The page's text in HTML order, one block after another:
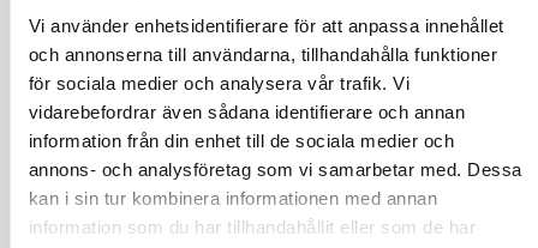
Vi använder enhetsidentifierare för att anpassa innehållet
och annonserna till användarna, tillhandahålla funktioner
för sociala medier och analysera vår trafik. Vi
vidarebefordrar även sådana identifierare och annan
information från din enhet till de sociala medier och
annons- och analysföretag som vi samarbetar med. Dessa
kan i sin tur kombinera informationen med annan
information som du har tillhandahållit eller som de har
Frack
Balklänning
Smoking och aftonklänning
Smoking för honom
Smoking eller aftonklänning
Mörk kostym han
Mörk kostym, hon
Kavaj hon och han
Klädkod Kavaj för honom
Klädkod Kavaj för henne
Övriga kläder
Finare vardag
Cocktail klädsel
Jaquette
Förmiddagsdräkt
Blazer eller udda kavaj
Frockcoat
Klädkoder för barn
Påhittade klädkoder